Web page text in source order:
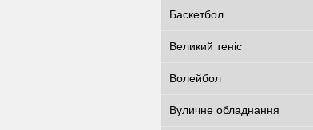
Баскетбол
Великий теніс
Волейбол
Вуличне обладнання